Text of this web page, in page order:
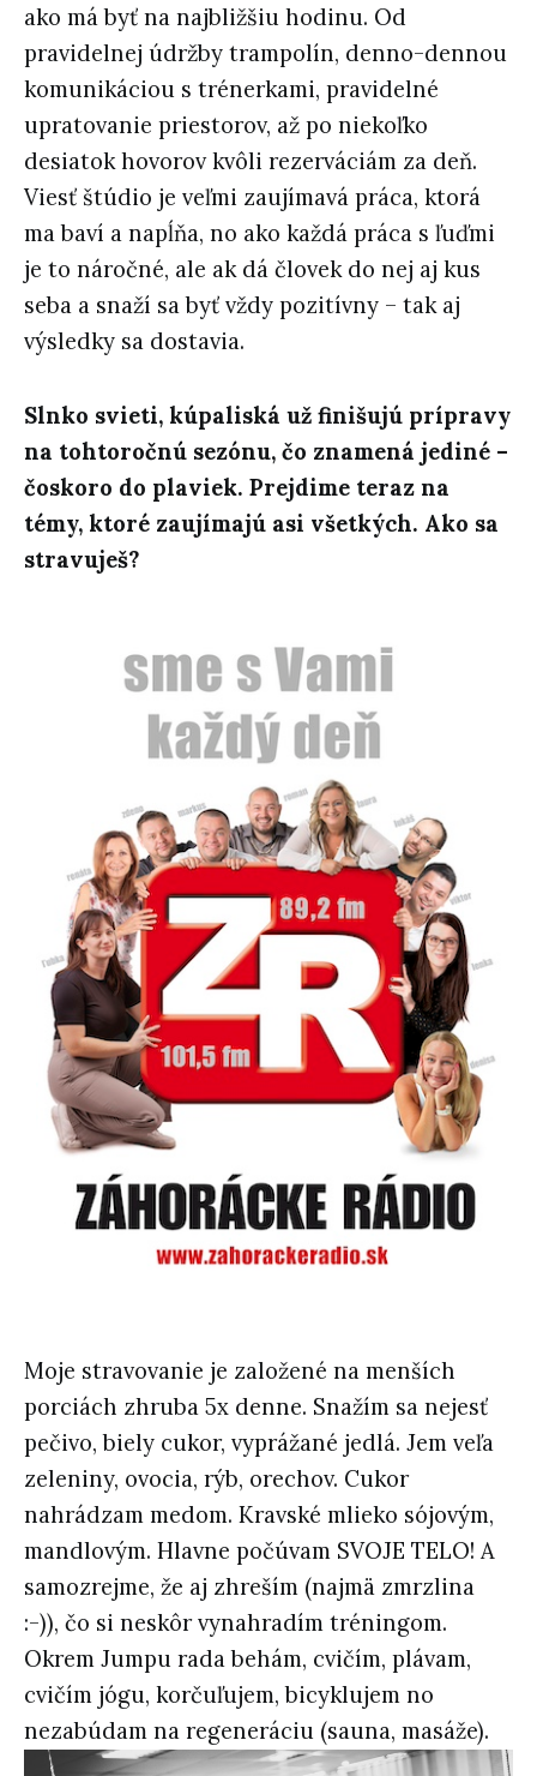
ako má byť na najbližšiu hodinu. Od
pravidelnej údržby trampolín, denno-dennou
komunikáciou s trénerkami, pravidelné
upratovanie priestorov, až po niekoľko
desiatok hovorov kvôli rezerváciám za deň.
Viesť štúdio je veľmi zaujímavá práca, ktorá
ma baví a napĺňa, no ako každá práca s ľuďmi
je to náročné, ale ak dá človek do nej aj kus
seba a snaží sa byť vždy pozitívny – tak aj
výsledky sa dostavia.
Slnko svieti, kúpaliská už finišujú prípravy
na tohtoročnú sezónu, čo znamená jediné –
čoskoro do plaviek. Prejdime teraz na
témy, ktoré zaujímajú asi všetkých. Ako sa
stravuješ?
Moje stravovanie je založené na menších
porciách zhruba 5x denne. Snažím sa nejesť
pečivo, biely cukor, vyprážané jedlá. Jem veľa
zeleniny, ovocia, rýb, orechov. Cukor
nahrádzam medom. Kravské mlieko sójovým,
mandlovým. Hlavne počúvam SVOJE TELO! A
samozrejme, že aj zhreším (najmä zmrzlina
:-)), čo si neskôr vynahradím tréningom.
Okrem Jumpu rada behám, cvičím, plávam,
cvičím jógu, korčuľujem, bicyklujem no
nezabúdam na regeneráciu (sauna, masáže).